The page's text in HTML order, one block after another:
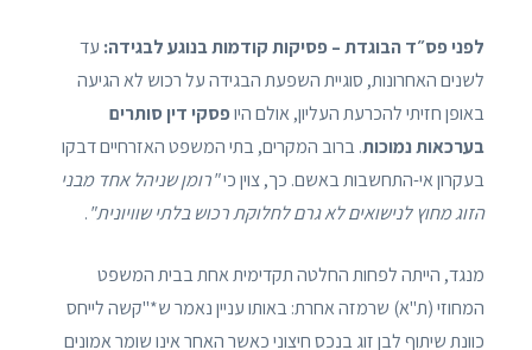
לפני פס״ד הבוגדת – פסיקות קודמות בנוגע לבגידה: עד
לשנים האחרונות, סוגיית השפעת הבגידה על רכוש לא הגיעה
באופן חזיתי להכרעת העליון, אולם היופסקי דין סותרים
בערכאות נמוכות. ברוב המקרים, בתי המשפט האזרחיים דבקו
בעקרון אי-התחשבות באשם. כך, צוין כי"רומן שניהל אחד מבני
הזוג מחוץ לנישואים לא גרם לחלוקת רכוש בלתי שוויונית".
מנגד, הייתה לפחות החלטה תקדימית אחת בבית המשפט
המחוזי (ת"א) שרמזה אחרת: באותו עניין נאמר ש*"קשה לייחס
כוונת שיתוף לבן זוג בנכס חיצוני כאשר האחר אינו שומר אמונים